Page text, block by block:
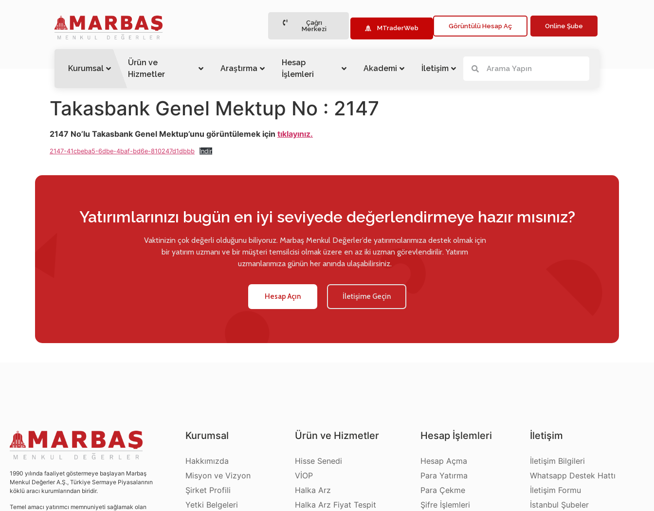
Çağrı
Merkezi
MTraderWeb Görüntülü Hesap Aç Online Şube
Kurumsal
Ürün ve
Hizmetler
Araştırma
Hesap
İşlemleri
Akademi İletişim
Takasbank Genel Mektup No : 2147
2147 No’lu Takasbank Genel Mektup’unu görüntülemek için tıklayınız.
2147-41cbeba5-6dbe-4baf-bd6e-810247d1dbbb İndir
Yatırımlarınızı bugün en iyi seviyede değerlendirmeye hazır mısınız?
Vaktinizin çok değerli olduğunu biliyoruz. Marbaş Menkul Değerler’de yatırımcılarımıza destek olmak için
bir yatırım uzmanı ve bir müşteri temsilcisi olmak üzere en az iki uzman görevlendirilir. Yatırım
uzmanlarımıza günün her anında ulaşabilirsiniz.
Hesap Açın İletişime Geçin
1990 yılında faaliyet göstermeye başlayan Marbaş
Menkul Değerler A.Ş., Türkiye Sermaye Piyasalarının
köklü aracı kurumlarından biridir.
Temel amacı yatırımcı memnuniyeti sağlamak olan
Kurumsal
Hakkımızda
Misyon ve Vizyon
Şirket Profili
Yetki Belgeleri
Ürün ve Hizmetler
Hisse Senedi
VİOP
Halka Arz
Halka Arz Fiyat Tespit
Hesap İşlemleri
Hesap Açma
Para Yatırma
Para Çekme
Şifre İşlemleri
İletişim
İletişim Bilgileri
Whatsapp Destek Hattı
İletişim Formu
İstanbul Şubeler